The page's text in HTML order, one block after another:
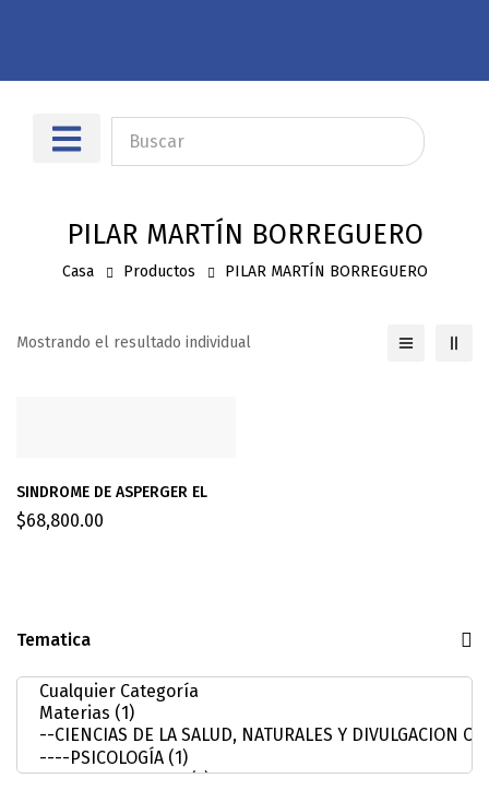
PILAR MARTÍN BORREGUERO
Casa Productos PILAR MARTÍN BORREGUERO
Tematica
Mostrando el resultado individual
SINDROME DE ASPERGER EL
$68,800.00